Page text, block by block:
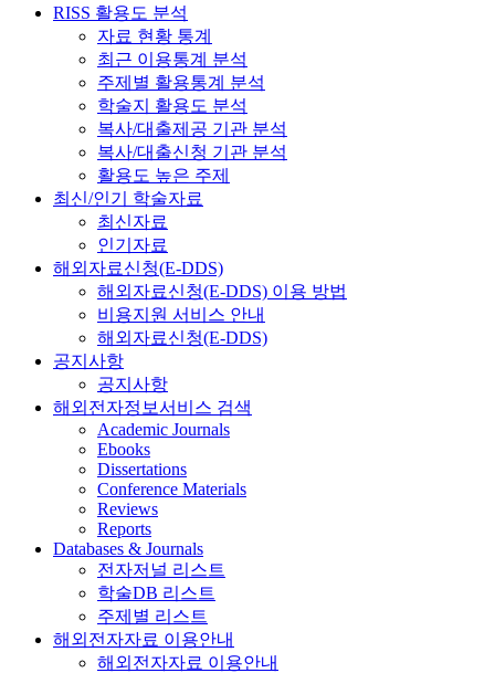
RISS 활용도 분석
자료 현황 통계
최근 이용통계 분석
주제별 활용통계 분석
학술지 활용도 분석
복사/대출제공 기관 분석
복사/대출신청 기관 분석
활용도 높은 주제
최신/인기 학술자료
최신자료
인기자료
해외자료신청(E-DDS)
해외자료신청(E-DDS) 이용 방법
비용지원 서비스 안내
해외자료신청(E-DDS)
공지사항
공지사항
해외전자정보서비스 검색
Academic Journals
Ebooks
Dissertations
Conference Materials
Reviews
Reports
Databases & Journals
전자저널 리스트
학술DB 리스트
주제별 리스트
해외전자자료 이용안내
해외전자자료 이용안내